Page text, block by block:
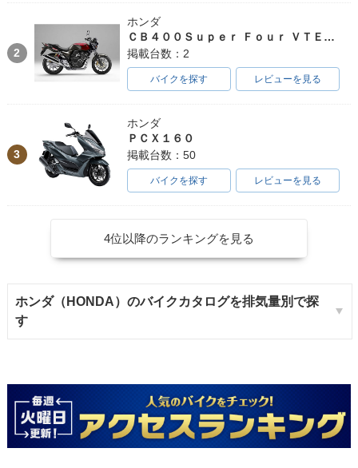
2
ホンダ
ＣＢ４００Ｓｕｐｅｒ Ｆｏｕｒ ＶＴＥＣ ＳＰＥＣ３
掲載台数：2
バイクを探す レビューを見る
3
ホンダ
ＰＣＸ１６０
掲載台数：50
バイクを探す レビューを見る
4位以降のランキングを見る
ホンダ（HONDA）のバイクカタログを排気量別で探
す